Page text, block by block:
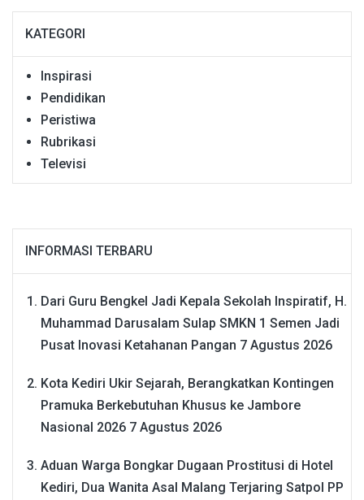
KATEGORI
Inspirasi
Pendidikan
Peristiwa
Rubrikasi
Televisi
INFORMASI TERBARU
Dari Guru Bengkel Jadi Kepala Sekolah Inspiratif, H.
Muhammad Darusalam Sulap SMKN 1 Semen Jadi
Pusat Inovasi Ketahanan Pangan 7 Agustus 2026
Kota Kediri Ukir Sejarah, Berangkatkan Kontingen
Pramuka Berkebutuhan Khusus ke Jambore
Nasional 2026 7 Agustus 2026
Aduan Warga Bongkar Dugaan Prostitusi di Hotel
Kediri, Dua Wanita Asal Malang Terjaring Satpol PP